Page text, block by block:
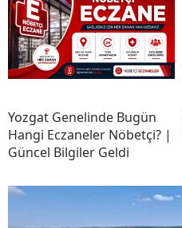
Yozgat Genelinde Bugün
Hangi Eczaneler Nöbetçi? |
Güncel Bilgiler Geldi